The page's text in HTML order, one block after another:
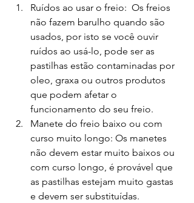
Ruídos ao usar o freio:  Os freios
não fazem barulho quando são
usados, por isto se você ouvir
ruídos ao usá-lo, pode ser as
pastilhas estão contaminadas por
oleo, graxa ou outros produtos
que podem afetar o
funcionamento do seu freio.
Manete do freio baixo ou com
curso muito longo: Os manetes
não devem estar muito baixos ou
com curso longo, é provável que
as pastilhas estejam muito gastas
e devem ser substituídas.